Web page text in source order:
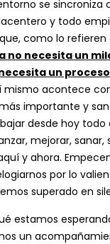
se sincroniza
y todo
como lo
no necesita un
un
mismo acontece
importante y
desde hoy todo
mejorar, sanar,
y ahora.
por lo
superado en
estamos
un